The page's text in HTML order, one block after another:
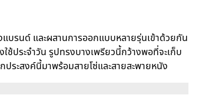
รนด์ และผสานการออกแบบหลายรุ่นเข้าด้วยกัน
ช้ประจำวัน รูปทรงบางเพรียวนี้กว้างพอที่จะเก็บ
ระสงค์นี้มาพร้อมสายโซ่และสายสะพายหนัง